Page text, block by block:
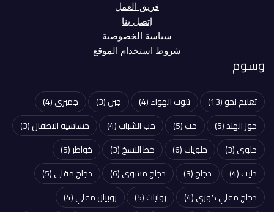
فريق العمل
إتصل بنا
سياسة الخصوصية
شروط استخدام الموقع
وسوم
تعليم نحو(13) تلوث الهواء(4) جبن(3) جمبري(4)
جوز الهند(5) حب(5) حب الشباب(4) حساسيه الاطفال(3)
حلوي(3) حلويات(6) خط النسخ(3) خواطر(5)
دايت(4) دجاج(3) دجاج مشوي(6) دجاج مقلي(5)
دجاج مقلي كوري(4) روايات(5) روبيان مقلي(4)